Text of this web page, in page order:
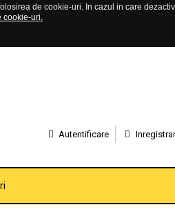
de cookie-uri. In cazul in care
cookie-uri.
Autentificare